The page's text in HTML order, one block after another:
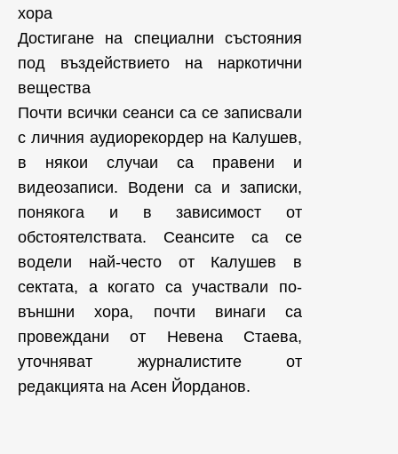
хора
Достигане на специални състояния
под въздействието на наркотични
вещества
Почти всички сеанси са се записвали
с личния аудиорекордер на Калушев,
в някои случаи са правени и
видеозаписи. Водени са и записки,
понякога и в зависимост от
обстоятелствата. Сеансите са се
водели най-често от Калушев в
сектата, а когато са участвали по-
външни хора, почти винаги са
провеждани от Невена Стаева,
уточняват журналистите от
редакцията на Асен Йорданов.